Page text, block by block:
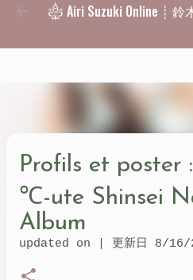
Skip to main
Airi Suzuki Online ┊ 鈴
Profils et
℃-ute Shinsei
Album
updated on | 更新日 8/16/